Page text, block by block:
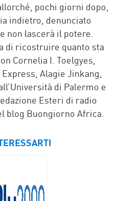
pochi giorni dopo,
indietro, denunciato
non lascerà il potere.
di ricostruire quanto sta
Cornelia I. Toelgyes,
Alagie Jinkang,
di Palermo e
Esteri di radio
blog Buongiorno Africa.